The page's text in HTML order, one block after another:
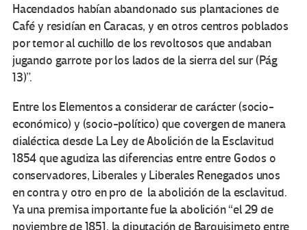
Hacendados habían abandonado sus plantaciones de
Café y residían en Caracas, y en otros centros poblados
por temor al cuchillo de los revoltosos que andaban
jugando garrote por los lados de la sierra del sur (Pág
13)”.
Entre los Elementos a considerar de carácter (socio-
económico) y (socio-político) que covergen de manera
dialéctica desde La Ley de Abolición de la Esclavitud
1854 que agudiza las diferencias entre entre Godos o
conservadores, Liberales y Liberales Renegados unos
en contra y otro en pro de la abolición de la esclavitud.
Ya una premisa importante fue la abolición “el 29 de
noviembre de 1851, la diputación de Barquisimeto entre